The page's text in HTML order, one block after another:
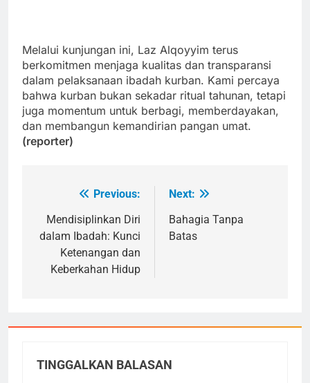
Melalui kunjungan ini, Laz Alqoyyim terus
berkomitmen menjaga kualitas dan transparansi
dalam pelaksanaan ibadah kurban. Kami percaya
bahwa kurban bukan sekadar ritual tahunan, tetapi
juga momentum untuk berbagi, memberdayakan,
dan membangun kemandirian pangan umat.
(reporter)
Navigasi
pos
Previous:
Mendisiplinkan Diri
dalam Ibadah: Kunci
Ketenangan dan
Keberkahan Hidup
Next:
Bahagia Tanpa
Batas
TINGGALKAN BALASAN